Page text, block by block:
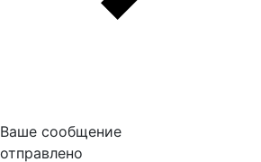
Ваше сообщение
отправлено